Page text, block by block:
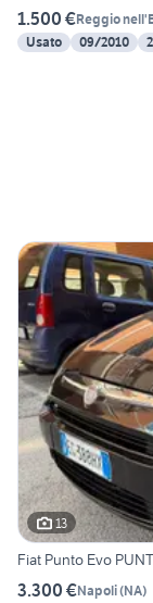
1.500 €Reggio
Usato
09/2010
13
Fiat Punto Evo
3.300 €Napoli(NA)